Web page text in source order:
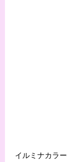
イルミナカラ